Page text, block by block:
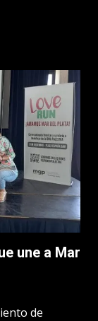
une a Mar
de